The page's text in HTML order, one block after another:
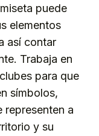
puede
elementos
así contar
Trabaja en
para que
símbolos,
representen a
y su